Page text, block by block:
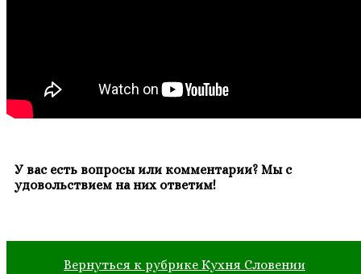
У вас есть вопросы или комментарии? Мы с
удовольствием на них ответим!
Вернуться к рубрике Кухня Словении